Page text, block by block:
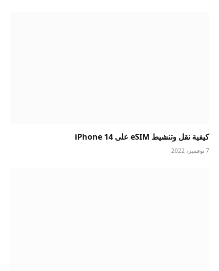
كيفية نقل وتنشيط eSIM على iPhone 14
7 نوفمبر، 2022